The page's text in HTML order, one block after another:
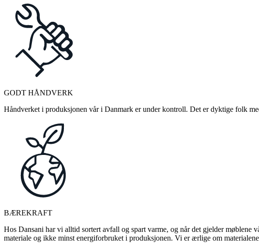
GODT HÅNDVERK
Håndverket i produksjonen vår i Danmark er under kontroll. Det er dyktige folk
BÆREKRAFT
Hos Dansani har vi alltid sortert avfall og spart varme, og når det gjelder
materiale og ikke minst energiforbruket i produksjonen. Vi er ærlige om